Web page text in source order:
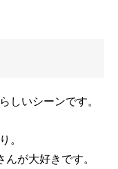
しいシーンです。
。
が大好きです。